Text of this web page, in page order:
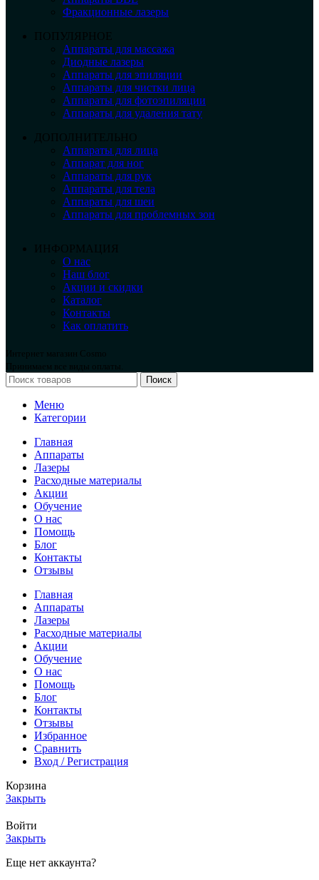
Фракционные лазеры
ПОПУЛЯРНОЕ
Аппараты для массажа
Диодные лазеры
Аппараты для эпиляции
Аппараты для чистки лица
Аппараты для фотоэпиляции
Аппараты для удаления тату
ДОПОЛНИТЕЛЬНО
Аппараты для лица
Аппарат для ног
Аппараты для рук
Аппараты для тела
Аппараты для шеи
Аппараты для проблемных зон
ИНФОРМАЦИЯ
О нас
Наш блог
Акции и скидки
Каталог
Контакты
Как оплатить
Интернет магазин Cosmo
Принимаем все виды оплаты.
Поиск
Меню
Категории
Главная
Аппараты
Лазеры
Расходные материалы
Акции
Обучение
О нас
Помощь
Блог
Контакты
Отзывы
Главная
Аппараты
Лазеры
Расходные материалы
Акции
Обучение
О нас
Помощь
Блог
Контакты
Отзывы
Избранное
Сравнить
Вход / Регистрация
Корзина
Закрыть
Войти
Закрыть
Еще нет аккаунта?